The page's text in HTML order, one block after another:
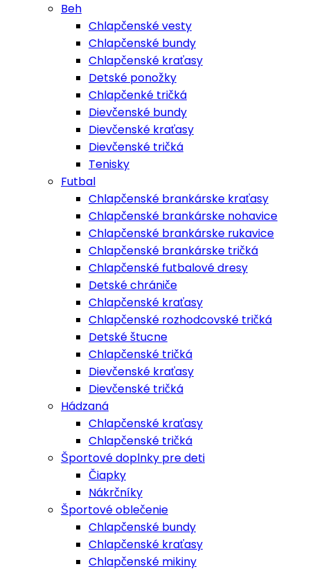
Beh
Chlapčenské vesty
Chlapčenské bundy
Chlapčenské kraťasy
Detské ponožky
Chlapčenké tričká
Dievčenské bundy
Dievčenské kraťasy
Dievčenské tričká
Tenisky
Futbal
Chlapčenské brankárske kraťasy
Chlapčenské brankárske nohavice
Chlapčenské brankárske rukavice
Chlapčenské brankárske tričká
Chlapčenské futbalové dresy
Detské chrániče
Chlapčenské kraťasy
Chlapčenské rozhodcovské tričká
Detské štucne
Chlapčenské tričká
Dievčenské kraťasy
Dievčenské tričká
Hádzaná
Chlapčenské kraťasy
Chlapčenské tričká
Športové doplnky pre deti
Čiapky
Nákrčníky
Športové oblečenie
Chlapčenské bundy
Chlapčenské kraťasy
Chlapčenské mikiny